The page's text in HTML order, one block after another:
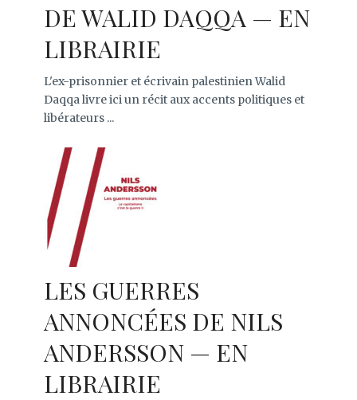
DE WALID DAQQA — EN
LIBRAIRIE
L'ex-prisonnier et écrivain palestinien Walid
Daqqa livre ici un récit aux accents politiques et
libérateurs ...
LES GUERRES
ANNONCÉES DE NILS
ANDERSSON — EN
LIBRAIRIE